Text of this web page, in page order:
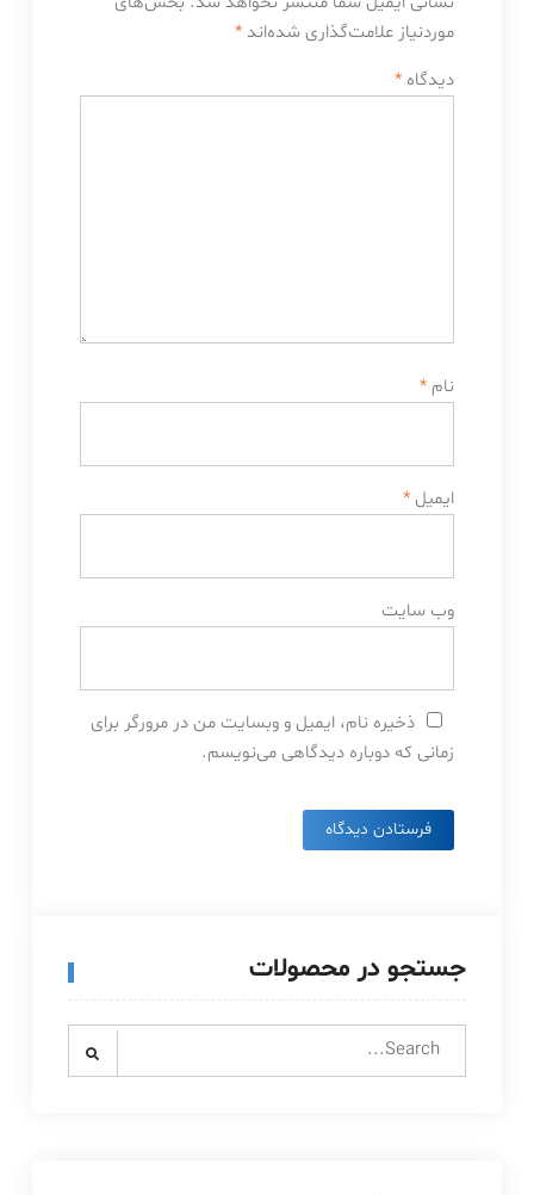
موردنیاز علامت‌گذاری شده‌اند *
دیدگاه *
نام *
ایمیل *
وب‌ سایت
ذخیره نام، ایمیل و وبسایت من در مرورگر برای
زمانی که دوباره دیدگاهی می‌نویسم.
جستجو در محصولات
Search